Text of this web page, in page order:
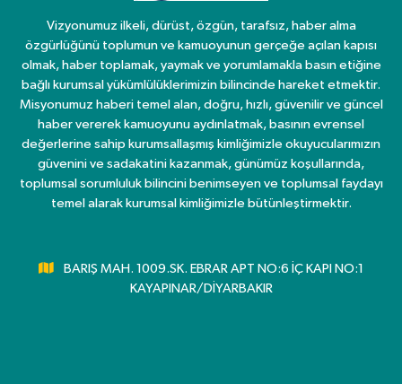
Vizyonumuz ilkeli, dürüst, özgün, tarafsız, haber alma
özgürlüğünü toplumun ve kamuoyunun gerçeğe açılan kapısı
olmak, haber toplamak, yaymak ve yorumlamakla basın etiğine
bağlı kurumsal yükümlülüklerimizin bilincinde hareket etmektir.
Misyonumuz haberi temel alan, doğru, hızlı, güvenilir ve güncel
haber vererek kamuoyunu aydınlatmak, basının evrensel
değerlerine sahip kurumsallaşmış kimliğimizle okuyucularımızın
güvenini ve sadakatini kazanmak, günümüz koşullarında,
toplumsal sorumluluk bilincini benimseyen ve toplumsal faydayı
temel alarak kurumsal kimliğimizle bütünleştirmektir.
BARIŞ MAH. 1009.SK. EBRAR APT NO:6 İÇ KAPI NO:1
KAYAPINAR/DİYARBAKIR